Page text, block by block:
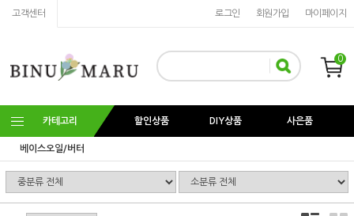
고객센터 마이페이지
회원가입
로그인
0
카테고리 할인상품 DIY상품 사은품
베이스오일/버터